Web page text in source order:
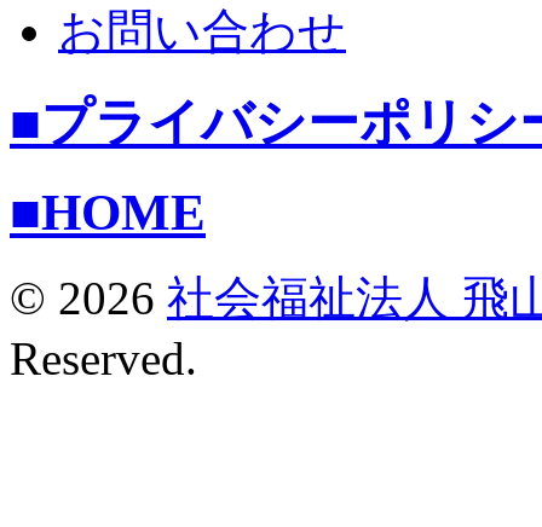
お問い合わせ
■プライバシーポリシ
■HOME
© 2026 社会福祉法人 飛
Reserved.